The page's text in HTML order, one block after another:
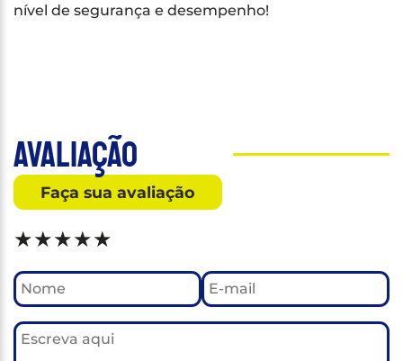
nível de segurança e desempenho!
Avaliação
Faça sua avaliação
★★★★★